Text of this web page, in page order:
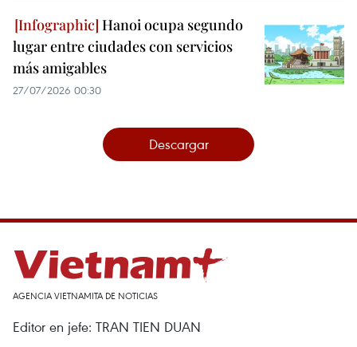
Hanoi ocupa segundo
lugar entre ciudades con servicios
más amigables
27/07/2026 00:30
Descargar
AGENCIA VIETNAMITA DE NOTICIAS
Editor en jefe: TRAN TIEN DUAN